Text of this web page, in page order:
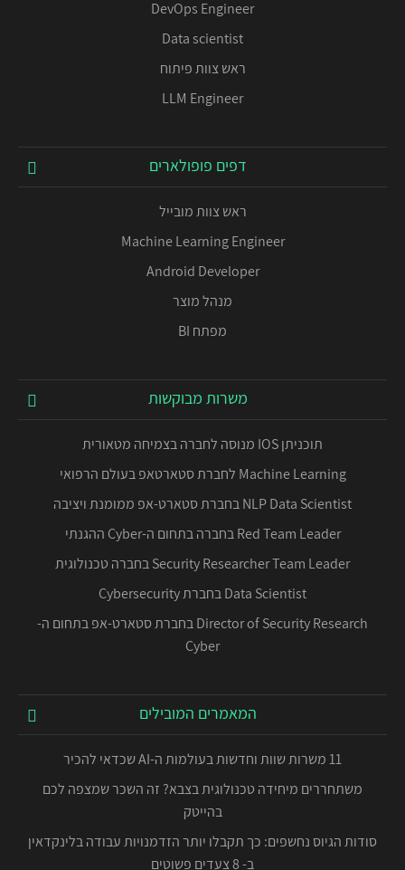
DevOps Engineer
Data scientist
ראש צוות פיתוח
LLM Engineer
דפים פופולארים
ראש צוות מובייל
Machine Learning Engineer
Android Developer
מנהל מוצר
מפתח BI
משרות מבוקשות
תוכניתן IOS מנוסה לחברה בצמיחה מטאורית
Machine Learning לחברת סטארטאפ בעולם הרפואי
NLP Data Scientist בחברת סטארט-אפ ממומנת ויציבה
Red Team Leader בחברה בתחום ה-Cyber ההגנתי
Security Researcher Team Leader בחברה טכנולוגית
Data Scientist בחברת Cybersecurity
Director of Security Research בחברת סטארט-אפ בתחום ה-
Cyber
המאמרים המובילים
11 משרות שוות וחדשות בעולמות ה-AI שכדאי להכיר
משתחררים מיחידה טכנולוגית בצבא? זה השכר שמצפה לכם
בהייטק
סודות הגיוס נחשפים: כך תקבלו יותר הזדמנויות עבודה בלינקדאין
ב- 8 צעדים פשוטים